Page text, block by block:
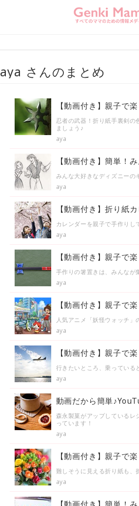
aya さんのまとめ
【動画付き】親子で
忍者の武器！折り紙手裏剣
ましょう♪
aya
【動画付き】簡単！
みんな大好きなディズニー
aya
【動画付き】折り紙
カレンダーを親子で手作り
aya
【動画付き】親子で
手作りの箸置きは、みんな
aya
【動画付き】親子で
人気アニメ「妖怪ウォッチ」
aya
【動画付き】親子で
行きたいところ、乗っている
aya
動画だから簡単
森永製菓がアップしているレ
っています！
aya
【動画付き】親子で
難しそうに見える折り紙も、
aya